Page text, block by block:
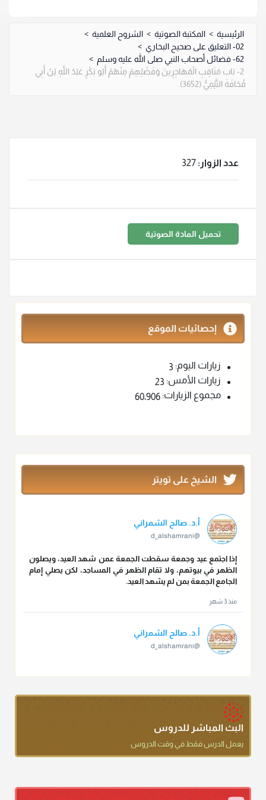
الرئيسية > المكتبة الصوتية > الشروح العلمية >
02- التعليق على صحيح البخاري
>
62- فضائل أصحاب النبي صلى الله عليه وسلم
>
2- بَاب مَنَاقِبِ الْمُهَاجِرِينَ وَفَضْلِهِمْ مِنْهُمْ أَبُو بَكْرٍ عَبْدُ اللَّهِ بْنُ أَبِي
قُحَافَةَ التَّيْمِيُّ (3652).
عدد الزوار: 327
تحميل المادة الصوتية
إحصائيات الموقع
زيارات اليوم: 3
زيارات الأمس: 23
مجموع الزيارات: 60٬906
الشيخ على تويتر
أ.د. صالح الشمراني
@d_alshamrani
إذا اجتمع عيد وجمعة سقطت الجمعة عمن شهد العيد، ويصلون
الظهر في بيوتهم، ولا تقام الظهر في المساجد، لكن يصلي إمام
الجامع الجمعة بمن لم يشهد العيد.
منذ 3 شهر
أ.د. صالح الشمراني
@d_alshamrani
كنت أظن أن الله بقي يخلق مثلك.
دعاء ختم القرآن في الصلاة أقرب إلى البدعة
البث المباشر للدروس
يعمل الدرس فقط في وقت الدروس